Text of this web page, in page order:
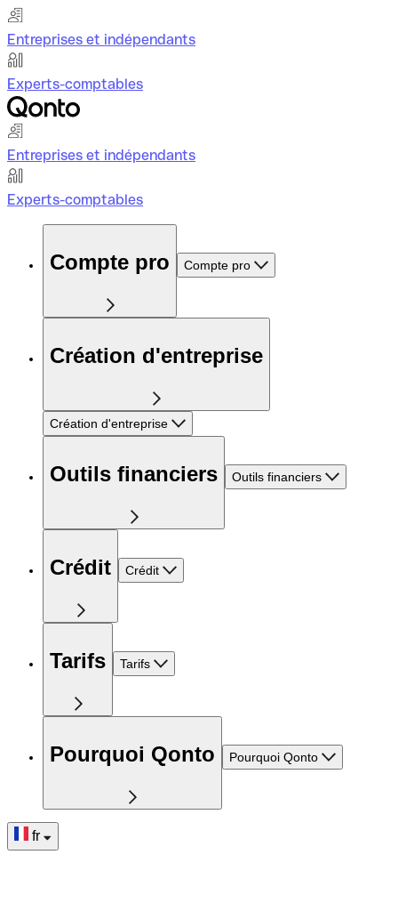
Entreprises et indépendants
Experts-comptables
Entreprises et indépendants
Experts-comptables
Compte pro Compte pro
Création d'entreprise
Création d'entreprise
Outils financiers Outils financiers
Crédit Crédit
Tarifs Tarifs
Pourquoi Qonto Pourquoi Qonto
fr